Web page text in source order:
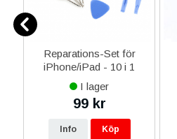
Reparations-Set för
iPhone/iPad - 10 i 1
I lager
99 kr
Info Köp